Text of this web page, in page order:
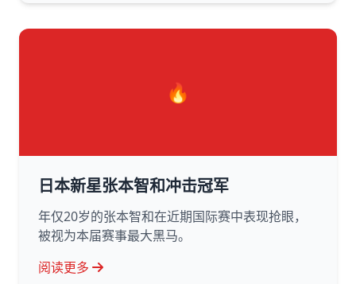
🔥
日本新星张本智和冲击冠军
年仅20岁的张本智和在近期国际赛中表现抢眼，
被视为本届赛事最大黑马。
阅读更多